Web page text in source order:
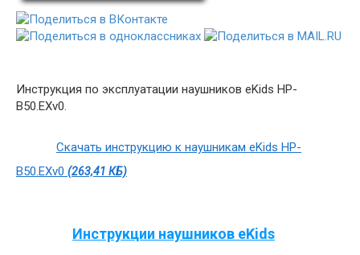
Инструкция по эксплуатации наушников eKids HP-
B50.EXv0.
Скачать инструкцию к наушникам eKids HP-
B50.EXv0 (263,41 КБ)
Инструкции наушников eKids